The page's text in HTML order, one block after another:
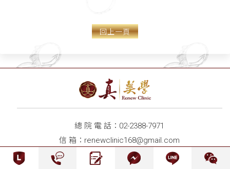
眼尾」 一招擺脫倒"眉"衰
眼
回上一頁
總 院 電 話： 02-2388-7971
信 箱： renewclinic168@gmail.com
總 院 地 址：台北市中正區忠孝西路一段45號2樓